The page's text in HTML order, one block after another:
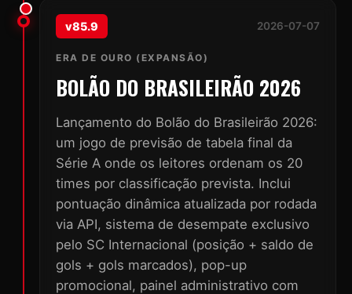
v85.9 2026-07-07
ERA DE OURO (EXPANSÃO)
BOLÃO DO BRASILEIRÃO 2026
Lançamento do Bolão do Brasileirão 2026:
um jogo de previsão de tabela final da
Série A onde os leitores ordenam os 20
times por classificação prevista. Inclui
pontuação dinâmica atualizada por rodada
via API, sistema de desempate exclusivo
pelo SC Internacional (posição + saldo de
gols + gols marcados), pop-up
promocional, painel administrativo com